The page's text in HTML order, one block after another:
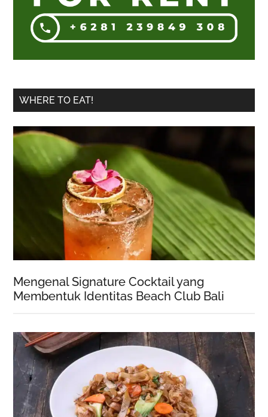
WHERE TO EAT!
Mengenal Signature Cocktail yang
Membentuk Identitas Beach Club Bali